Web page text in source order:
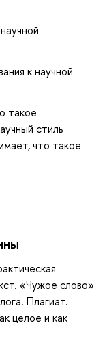
к научной
такое
стиль
что такое
«Чужое слово»
Плагиат.
целое и как